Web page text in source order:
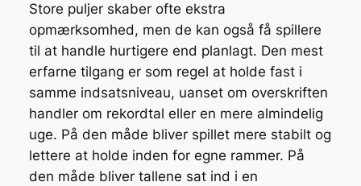
Store puljer skaber ofte ekstra
opmærksomhed, men de kan også få spillere
til at handle hurtigere end planlagt. Den mest
erfarne tilgang er som regel at holde fast i
samme indsatsniveau, uanset om overskriften
handler om rekordtal eller en mere almindelig
uge. På den måde bliver spillet mere stabilt og
lettere at holde inden for egne rammer. På
den måde bliver tallene sat ind i en